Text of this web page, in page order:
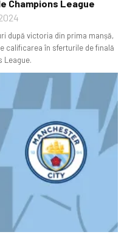
Champions League
după victoria din prima manșă,
calificarea în sferturile de finală
League.